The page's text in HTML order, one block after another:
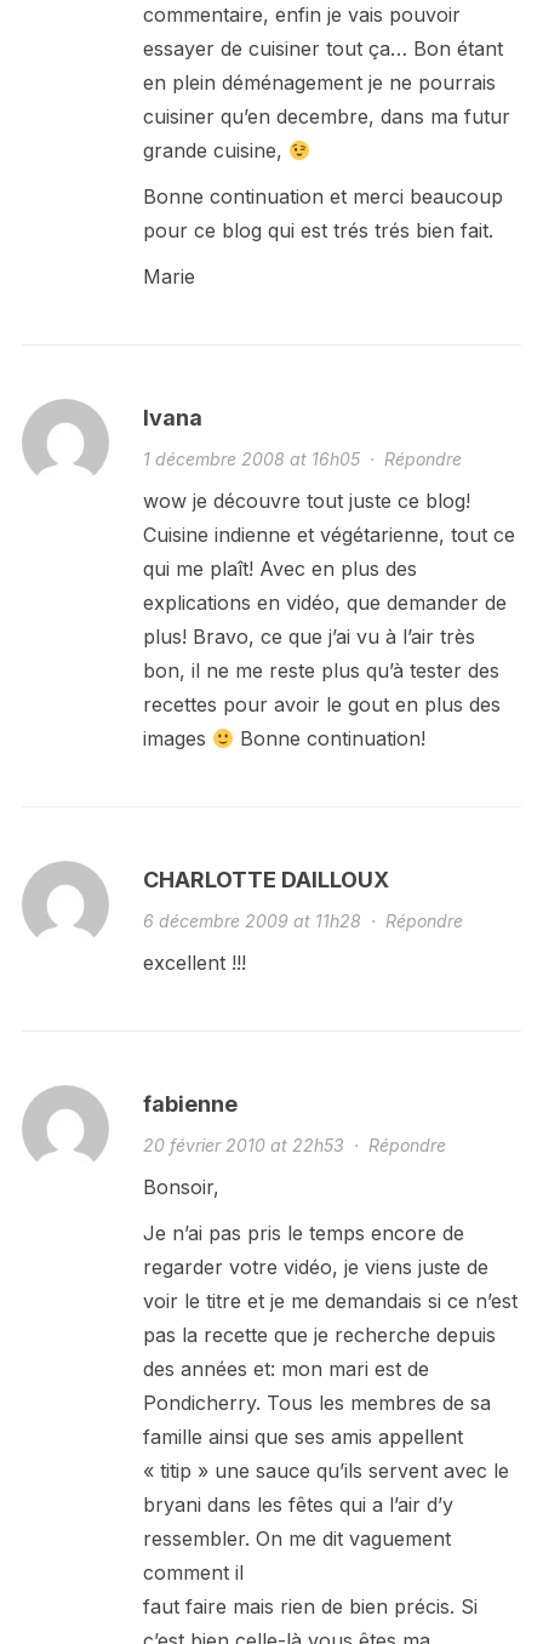
commentaire, enfin je vais pouvoir
essayer de cuisiner tout ça… Bon étant
en plein déménagement je ne pourrais
cuisiner qu’en decembre, dans ma futur
grande cuisine,
Bonne continuation et merci beaucoup
pour ce blog qui est trés trés bien fait.
Marie
Ivana
1 décembre 2008 at 16h05· Répondre
wow je découvre tout juste ce blog!
Cuisine indienne et végétarienne, tout ce
qui me plaît! Avec en plus des
explications en vidéo, que demander de
plus! Bravo, ce que j’ai vu à l’air très
bon, il ne me reste plus qu’à tester des
recettes pour avoir le gout en plus des
images
Bonne continuation!
CHARLOTTE DAILLOUX
6 décembre 2009 at 11h28 · Répondre
excellent !!!
fabienne
20 février 2010 at 22h53 · Répondre
Bonsoir,
Je n’ai pas pris le temps encore de
regarder votre vidéo, je viens juste de
voir le titre et je me demandais si ce n’est
pas la recette que je recherche depuis
des années et: mon mari est de
Pondicherry. Tous les membres de sa
famille ainsi que ses amis appellent
« titip » une sauce qu’ils servent avec le
bryani dans les fêtes qui a l’air d’y
ressembler. On me dit vaguement
comment il
faut faire mais rien de bien précis. Si